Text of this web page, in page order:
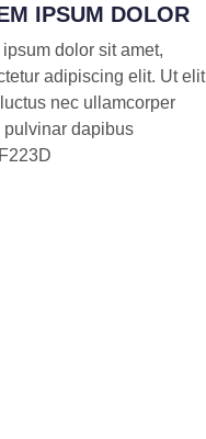
IPSUM DOLOR
ipsum dolor sit amet,
adipiscing elit. Ut elit
nec ullamcorper
pulvinar dapibus